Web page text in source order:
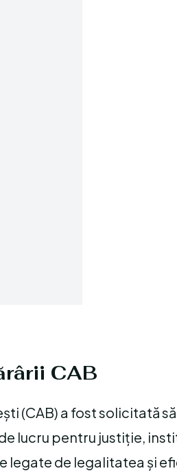
CAB
(CAB) a fost solicitată
lucru pentru justiție,
legate de legalitatea și